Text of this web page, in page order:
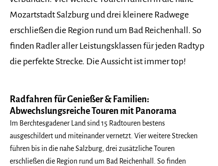
Mozartstadt Salzburg und drei kleinere Radwege
erschließen die Region rund um Bad Reichenhall. So
finden Radler aller Leistungsklassen für jeden Radtyp
die perfekte Strecke. Die Aussicht ist immer top!
Radfahren für Genießer & Familien:
Abwechslungsreiche Touren mit Panorama
Im Berchtesgadener Land sind 15 Radtouren bestens
ausgeschildert und miteinander vernetzt. Vier weitere Strecken
führen bis in die nahe Salzburg, drei zusätzliche Touren
erschließen die Region rund um Bad Reichenhall. So finden